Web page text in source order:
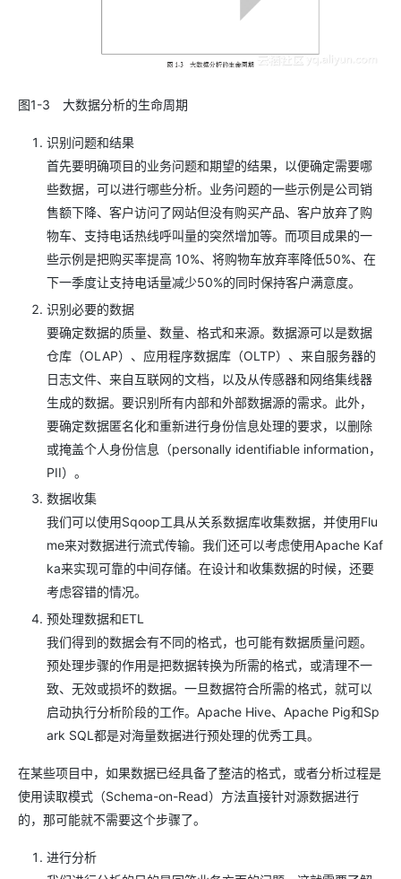
图1-3 大数据分析的生命周期
识别问题和结果
首先要明确项目的业务问题和期望的结果，以便确定需要哪
些数据，可以进行哪些分析。业务问题的一些示例是公司销
售额下降、客户访问了网站但没有购买产品、客户放弃了购
物车、支持电话热线呼叫量的突然增加等。而项目成果的一
些示例是把购买率提高 10%、将购物车放弃率降低50%、在
下一季度让支持电话量减少50%的同时保持客户满意度。
识别必要的数据
要确定数据的质量、数量、格式和来源。数据源可以是数据
仓库（OLAP）、应用程序数据库（OLTP）、来自服务器的
日志文件、来自互联网的文档，以及从传感器和网络集线器
生成的数据。要识别所有内部和外部数据源的需求。此外，
要确定数据匿名化和重新进行身份信息处理的要求，以删除
或掩盖个人身份信息（personally identifiable information，
PII）。
数据收集
我们可以使用Sqoop工具从关系数据库收集数据，并使用Flu
me来对数据进行流式传输。我们还可以考虑使用Apache Kaf
ka来实现可靠的中间存储。在设计和收集数据的时候，还要
考虑容错的情况。
预处理数据和ETL
我们得到的数据会有不同的格式，也可能有数据质量问题。
预处理步骤的作用是把数据转换为所需的格式，或清理不一
致、无效或损坏的数据。一旦数据符合所需的格式，就可以
启动执行分析阶段的工作。Apache Hive、Apache Pig和Sp
ark SQL都是对海量数据进行预处理的优秀工具。
在某些项目中，如果数据已经具备了整洁的格式，或者分析过程是
使用读取模式（Schema-on-Read）方法直接针对源数据进行
的，那可能就不需要这个步骤了。
进行分析